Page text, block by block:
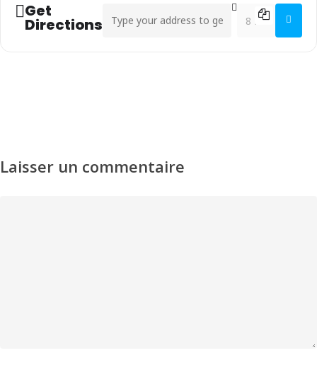
Get
Directions
Address - Initiation aux danses populaires
Destination
Laisser un commentaire